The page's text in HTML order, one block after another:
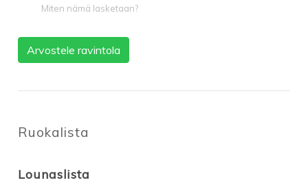
Miten nämä lasketaan?
Arvostele ravintola
Ruokalista
Lounaslista